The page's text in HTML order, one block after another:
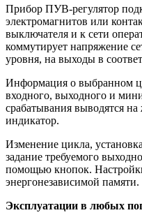
Прибор ПУВ-регулятор
электромагнитов или
выключателя и к сети
коммутирует напряжение
уровня, на выходы в
Информация о выбранном
входного, выходного и
срабатывания выводятся
индикатор.
Изменение цикла,
задание требуемого
помощью кнопок.
энергонезависимой памяти.
Эксплуатации в любых